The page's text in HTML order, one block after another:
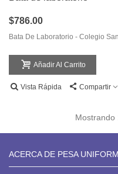
$786.00
Bata De Laboratorio - Colegio
Añadir Al Carrito
Vista Rápida Compartir
Mostrando
ACERCA DE PESA